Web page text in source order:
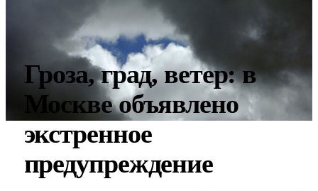
Гроза, град, ветер: в
Москве объявлено
экстренное
предупреждение